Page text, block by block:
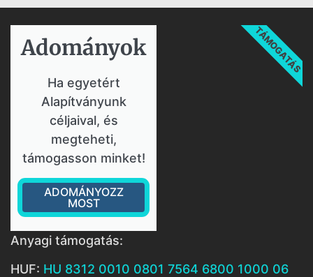
Adományok​
Ha egyetért
Alapítványunk
céljaival, és
megteheti,
támogasson minket!
ADOMÁNYOZZ
MOST
TÁMOGATÁS
Anyagi támogatás:
HUF: HU 8312 0010 0801 7564 6800 1000 06